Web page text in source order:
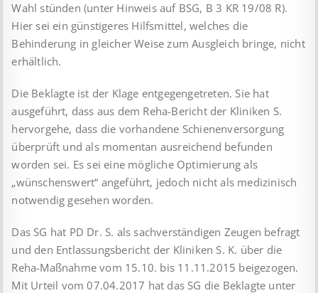
Wahl stünden (unter Hinweis auf BSG, B 3 KR 19/08 R).
Hier sei ein günstigeres Hilfsmittel, welches die
Behinderung in gleicher Weise zum Ausgleich bringe, nicht
erhältlich.
Die Beklagte ist der Klage entgegengetreten. Sie hat
ausgeführt, dass aus dem Reha-Bericht der Kliniken S.
hervorgehe, dass die vorhandene Schienenversorgung
überprüft und als momentan ausreichend befunden
worden sei. Es sei eine mögliche Optimierung als
„wünschenswert“ angeführt, jedoch nicht als medizinisch
notwendig gesehen worden.
Das SG hat PD Dr. S. als sachverständigen Zeugen befragt
und den Entlassungsbericht der Kliniken S. K. über die
Reha-Maßnahme vom 15.10. bis 11.11.2015 beigezogen.
Mit Urteil vom 07.04.2017 hat das SG die Beklagte unter